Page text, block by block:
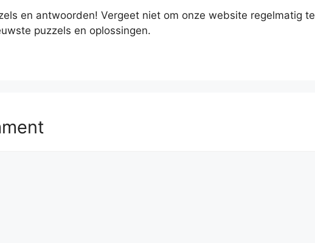
en antwoorden! Vergeet niet om onze website regelmatig te
puzzels en oplossingen.